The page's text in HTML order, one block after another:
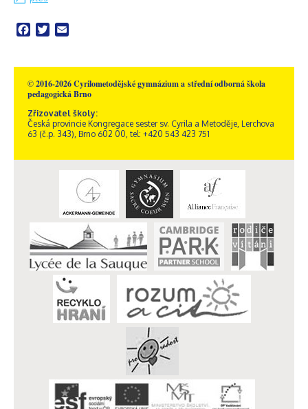
Facebook
Twitter
© 2016-2026 Cyrilometodějské gymnázium a střední odborná škola
pedagogická Brno
Zřizovatel školy:
Česká provincie Kongregace sester sv. Cyrila a Metoděje, Lerchova
63 (č.p. 343), Brno 602 00, tel: +420 543 423 751